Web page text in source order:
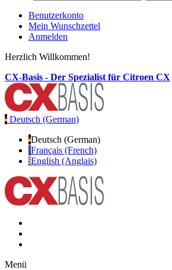
Benutzerkonto
Mein Wunschzettel
Anmelden
Herzlich Willkommen!
CX-Basis - Der Spezialist für Citroen CX
Deutsch (German)
Deutsch (German)
Français (French)
English (Anglais)
Menü